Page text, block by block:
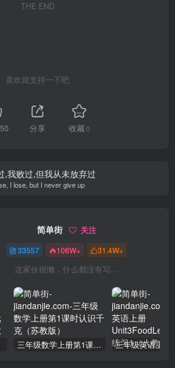
THE END
喜欢就支持一下吧
50 分享 收藏0
,我败过,但我从未放弃过
I lose, but I never give up
简单街 关注
33557 106W+ 31.4W+
这家伙很懒，什么都没有写...
三年级数学上册第1课时认识千克（苏教版）